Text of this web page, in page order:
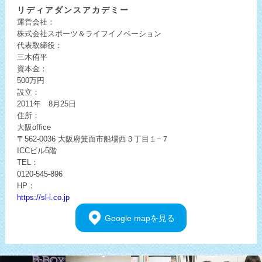
リディアダンスアカデミー
運営会社：
株式会社スポーツ＆ライフイノベーション
代表取締役：
三木侑平
資本金：
500万円
設立：
2011年 8月25日
住所：
大阪office
〒562-0036 大阪府箕面市船場西３丁目１−７
ICCビル5階
TEL：
0120-545-896
HP：
https://sl-i.co.jp
Google mapを見る